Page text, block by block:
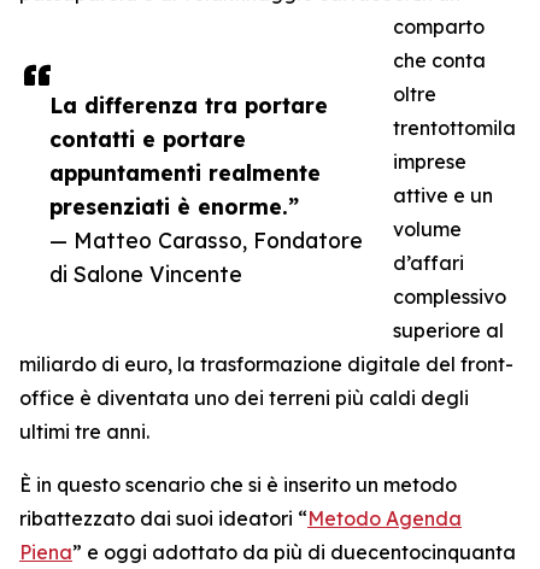
La differenza tra portare
contatti e portare
appuntamenti realmente
presenziati è enorme.”
— Matteo Carasso, Fondatore
di Salone Vincente
comparto
che conta
oltre
trentottomila
imprese
attive e un
volume
d’affari
complessivo
superiore al
miliardo di euro, la trasformazione digitale del front-
office è diventata uno dei terreni più caldi degli
ultimi tre anni.
È in questo scenario che si è inserito un metodo
ribattezzato dai suoi ideatori “Metodo Agenda
Piena” e oggi adottato da più di duecentocinquanta